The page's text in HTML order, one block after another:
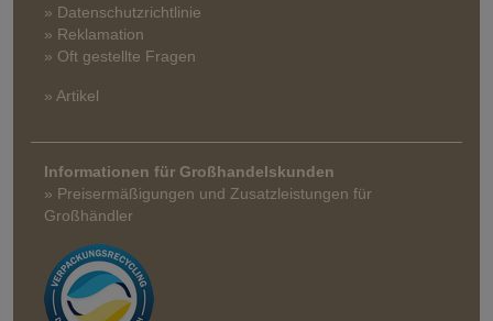
» Datenschutzrichtlinie
» Reklamation
» Oft gestellte Fragen
» Artikel
Informationen für Großhandelskunden
» Preisermäßigungen und Zusatzleistungen für
Großhändler